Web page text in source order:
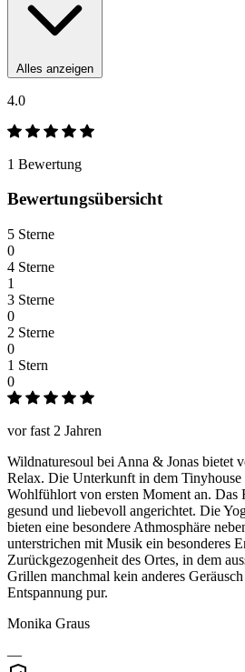
Alles anzeigen
4.0
1 Bewertung
Bewertungsübersicht
5 Sterne
0
4 Sterne
1
3 Sterne
0
2 Sterne
0
1 Stern
0
vor fast 2 Jahren
Wildnaturesoul bei Anna & Jonas bietet
Relax. Die Unterkunft in dem Tinyhouse
Wohlfühlort von ersten Moment an. Das
gesund und liebevoll angerichtet. Die
bieten eine besondere Athmosphäre
unterstrichen mit Musik ein besonderes
Zurückgezogenheit des Ortes, in dem
Grillen manchmal kein anderes
Entspannung pur.
Monika Graus
—